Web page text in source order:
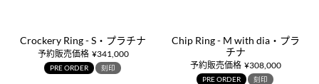
Crockery Ring - S・プラチナ
予約販売価格 ¥341,000
PRE ORDER 刻印
Chip Ring - M with dia・プラ
チナ
予約販売価格 ¥308,000
PRE ORDER 刻印